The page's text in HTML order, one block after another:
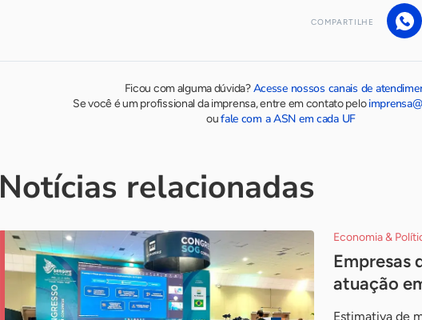
COMPARTILHE
Ficou com alguma dúvida?Acesse nossos canais de
Se você é um profissional da imprensa, entre em contato pelo
oufale com a ASN em cada UF
Notícias relacionadas
Economia &
Empresas
atuação
Estimativa de